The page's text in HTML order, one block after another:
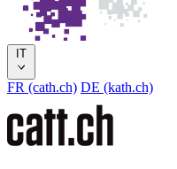
IT
FR (cath.ch) DE (kath.ch)